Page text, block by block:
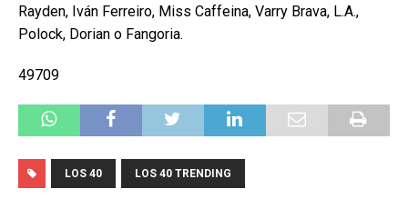
Rayden, Iván Ferreiro, Miss Caffeina, Varry Brava, L.A.,
Polock, Dorian o Fangoria.
49709
LOS 40 LOS 40 TRENDING